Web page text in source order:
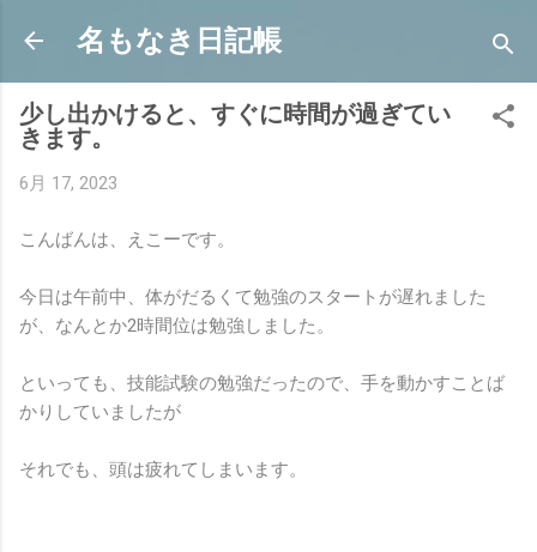
スキップしてメイン コンテンツに移動
名もなき日記帳
少し出かけると、すぐに時間が過ぎてい
きます。
6月 17, 2023
こんばんは、えこーです。
今日は午前中、体がだるくて勉強のスタートが遅れました
が、なんとか2時間位は勉強しました。
といっても、技能試験の勉強だったので、手を動かすことば
かりしていましたが
それでも、頭は疲れてしまいます。